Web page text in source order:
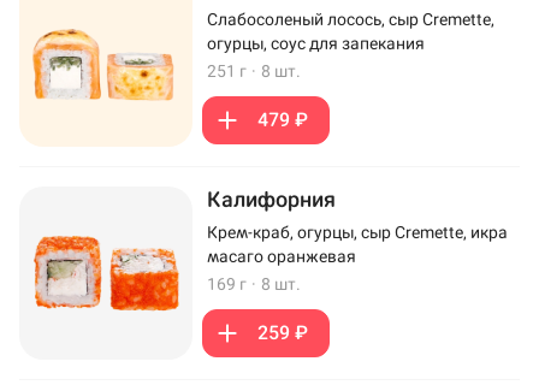
Слабосоленый лосось, сыр Cremette,
огурцы, соус для запекания
251 г · 8 шт.
479 ₽
Калифорния
Крем-краб, огурцы, сыр Cremette, икра
масаго оранжевая
169 г · 8 шт.
259 ₽